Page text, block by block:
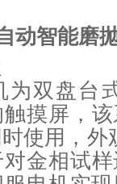
动智能磨
为双盘台
摸屏，
使用， 外
金相试